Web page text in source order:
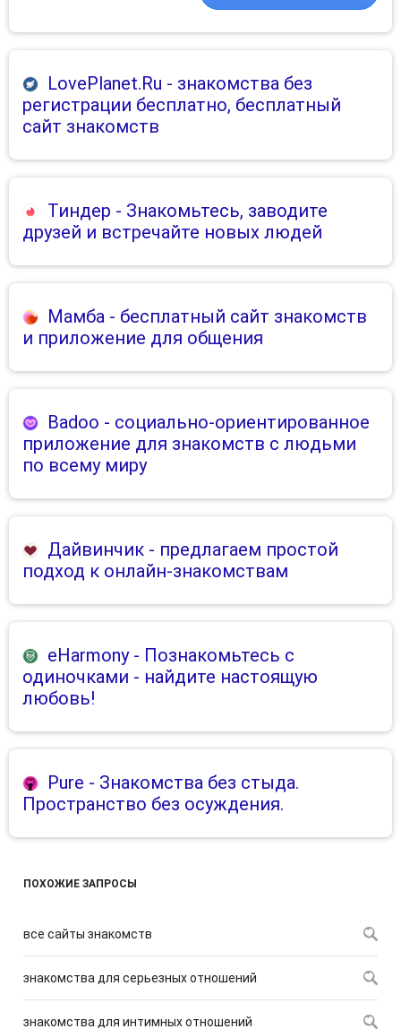
LovePlanet.Ru - знакомства без
регистрации бесплатно, бесплатный
сайт знакомств
Тиндер - Знакомьтесь, заводите
друзей и встречайте новых людей
Мамба - бесплатный сайт знакомств
и приложение для общения
Badoo - социально-ориентированное
приложение для знакомств с людьми
по всему миру
Дайвинчик - предлагаем простой
подход к онлайн-знакомствам
eHarmony- Познакомьтесь с
одиночками - найдите настоящую
любовь!
Pure - Знакомства без стыда.
Пространство без осуждения.
ПОХОЖИЕ ЗАПРОСЫ
все сайты знакомств
знакомства для серьезных отношений
знакомства для интимных отношений